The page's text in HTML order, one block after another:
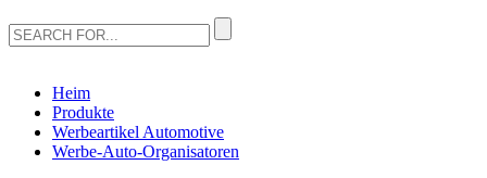
Heim
Produkte
Werbeartikel Automotive
Werbe-Auto-Organisatoren